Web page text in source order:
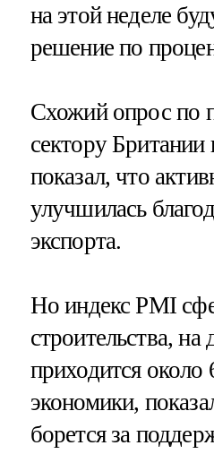
на этой неделе
решение по
Схожий опрос по
сектору Британии
показал, что
улучшилась
экспорта.
Но индекс PMI
строительства,
приходится около
экономики,
борется за